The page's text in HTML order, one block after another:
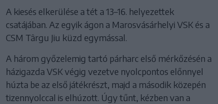
A kiesés elkerülése a tét a 13–16. helyezettek
csatájában. Az egyik ágon a Marosvásárhelyi VSK és a
CSM Târgu Jiu küzd egymással.
A három győzelemig tartó párharc első mérkőzésén a
házigazda VSK végig vezetve nyolcpontos előnnyel
húzta be az első játékrészt, majd a második közepén
tizennyolccal is elhúzott. Úgy tűnt, kézben van a